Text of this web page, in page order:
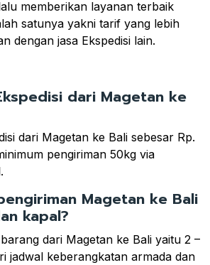
memberikan layanan terbaik
satunya yakni tarif yang lebih
dengan jasa Ekspedisi lain.
dari Magetan ke
dari Magetan ke Bali sebesar Rp.
pengiriman 50kg via
Magetan ke Bali
kapal?
dari Magetan ke Bali yaitu 2 –
jadwal keberangkatan armada dan